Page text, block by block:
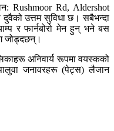
Rushmoor Rd, Aldershot
उत्तम सुविधा छ। सबैभन्दा
र फार्नबोरो मेन हुन् भने बस
जोड्दछन्।
अनिवार्य रूपमा वयस्कको
जनावरहरू (पेट्स) लैजान